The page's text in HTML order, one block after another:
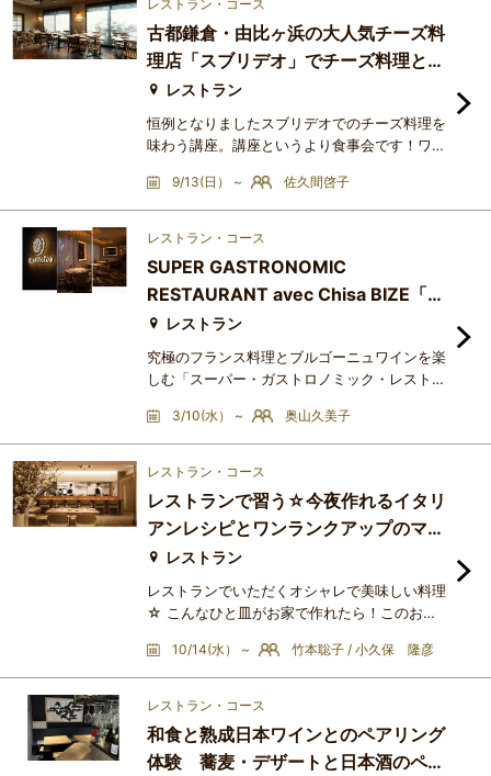
いけば、私たちもなにがしかの「経験」を手に
入れることはできます。この講座は、映画「モ
ンドヴィーノ」でも主役級で取り上げられたブ
ルゴーニュ地方ヴォルネ
レストラン・コース
古都鎌倉・由比ヶ浜の大人気チーズ料
理店「スブリデオ」でチーズ料理とワ
インを楽しもう！ 夏の名残と秋の訪
れを感じて
レストラン
恒例となりましたスブリデオでのチーズ料理を
味わう講座。講座というより食事会です！ワイ
デオ吉田シェフのお料理を一緒に味わいません
か？恵比寿にて大人気のチーズ料理店「スブリ
デオ」が鎌倉にやってきたのが2012年。毎回
しみなチーズ料理店です。優しい樹のぬくもり
を感じる店内でゆったりチーズ料理とワインを
味わいませんか？。器も素
9/13(日） ~ 佐久間啓子
レストラン・コース
SUPER GASTRONOMIC
RESTAURANT avec Chisa BIZE「未
来へのメッセージ」
レストラン
究極のフランス料理とブルゴーニュワインを楽
しむ「スーパー・ガストロノミック・レストラ
ニ・レ・ボーヌの老舗ドメーヌ・シモン・ビー
ズの代表を務めるビーズ千砂さんからこのイベ
ントのために空輸したグラン・クリュのラトリ
シエール・シャンベルタンやコルトン・シャル
ルマーニュ、プルミエ・クリュ等の貴重なワイ
ンを千砂さんと共に楽しみます。New Old
Wineと言われるシモン・ビー
3/10(水） ~ 奥山久美子
レストラン・コース
レストランで習う☆今夜作れるイタリ
アンレシピとワンランクアップのマリ
アージュ！
レストラン
レストランでいただくオシャレで美味しい料理
☆ こんなひと皿がお家で作れたら！このお料
企画しました！特別な食材を使わず、時間もか
けず、習ってすぐに今夜作ってみようと思える
ようなレシピをお教えします。お料理を教えて
くださるのは、六本木のイタリアン
『colours』の小久保隆彦シェフ。イタリア
ン、フレンチ、数々の名店で経験を積み、
10/14(水） ~ 竹本聡子 / 小久保 隆彦
レストラン・コース
和食と熟成日本ワインとのペアリング
体験 蕎麦・デザートと日本酒のペア